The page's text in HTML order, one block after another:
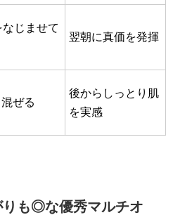
じませて
翌朝に真価を発揮
ぜる
後からしっとり肌
を実感
も◎な優秀マルチオ